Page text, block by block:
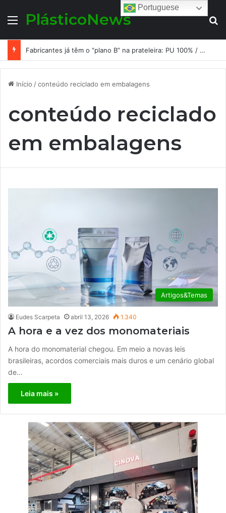
MenuPlásticoNews
Fabricantes já têm o “plano B” na prateleira: PU 100% / NC-free existe, mas ainda é pouco usado: a hora é transformar isso em projeto de resiliência
Início /conteúdo reciclado em embalagens
conteúdo reciclado
em embalagens
Artigos&Temas
Eudes Scarpeta abril 13, 2026 1.340
A hora e a vez dos monomateriais
A hora do monomaterial chegou. Em meio a novas leis
brasileiras, acordos comerciais mais duros e um cenário global
de…
Leia mais »
Portuguese